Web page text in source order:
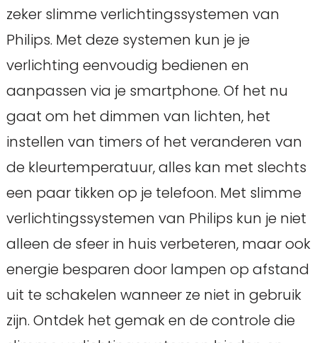
zeker slimme verlichtingssystemen van
Philips. Met deze systemen kun je je
verlichting eenvoudig bedienen en
aanpassen via je smartphone. Of het nu
gaat om het dimmen van lichten, het
instellen van timers of het veranderen van
de kleurtemperatuur, alles kan met slechts
een paar tikken op je telefoon. Met slimme
verlichtingssystemen van Philips kun je niet
alleen de sfeer in huis verbeteren, maar ook
energie besparen door lampen op afstand
uit te schakelen wanneer ze niet in gebruik
zijn. Ontdek het gemak en de controle die